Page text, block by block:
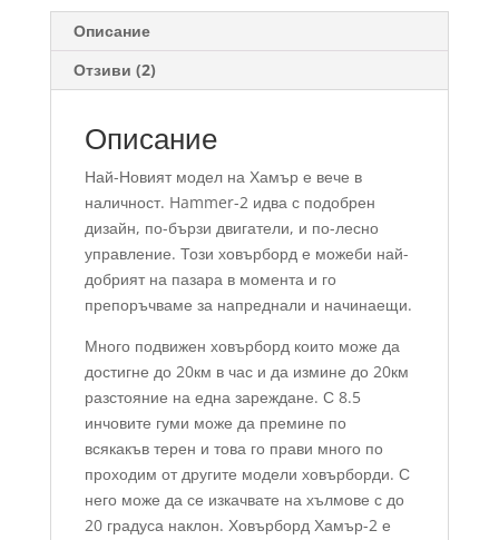
Описание
Отзиви (2)
Описание
Най-Новият модел на Хамър е вече в
наличност. Hammer-2 идва с подобрен
дизайн, по-бързи двигатели, и по-лесно
управление. Този ховърборд е можеби най-
добрият на пазара в момента и го
препоръчваме за напреднали и начинаещи.
Много подвижен ховърборд които може да
достигне до 20км в час и да измине до 20км
разстояние на една зареждане. С 8.5
инчовите гуми може да премине по
всякакъв терен и това го прави много по
проходим от другите модели ховърборди. С
него може да се изкачвате на хълмове с до
20 градуса наклон. Ховърборд Хамър-2 е